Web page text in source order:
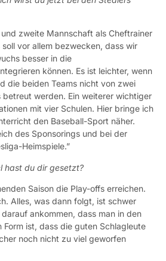
zweite Mannschaft als Cheftrainer
vor allem bezwecken, dass wir
besser in die
können. Es ist leichter, wenn
die beiden Teams nicht von zwei
betreut werden. Ein weiterer wichtiger
mit vier Schulen. Hier bringe ich
den Baseball-Sport näher.
des Sponsorings und bei der
Heimspiele.”
hast du dir gesetzt?
Saison die Play-offs erreichen.
Alles, was dann folgt, ist schwer
ankommen, dass man in den
Form ist, dass die guten Schlagleute
noch nicht zu viel geworfen